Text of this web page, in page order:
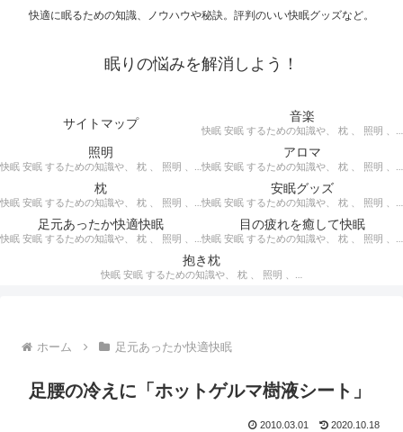
快適に眠るための知識、ノウハウや秘訣。評判のいい快眠グッズなど。
眠りの悩みを解消しよう！
サイトマップ 音楽
快眠 安眠 するための知識や、 枕 、 照明 、 アロマ など、おすすめの グッズ を紹介。 快眠 安眠 のための 音楽 CD の紹介です。 ヒーリングCD リラクゼーションCD インストゥルメンタルCD オルゴールCD ヘミシンクCD α波音楽 など。
照明
快眠 安眠 するための知識や、 枕 、 照明 、 アロマ など、おすすめの グッズ などを紹介。 快眠 安眠 のための 照明 フロアライト テーブルライト デスクライト スタンドライト など。
アロマ
快眠 安眠 するための知識や、 枕 、 照明 、 アロマ など、おすすめの グッズ などを紹介。 エッセンシャルオイル をはじめ、 アロマオイル を利用した アロマランプ 、 アロマディフューザー 、 アロマスプレー などの紹介です。
枕
快眠 安眠 するための知識や、 枕 、 照明 、 アロマ など、おすすめの グッズ などを紹介。 ぐっすり眠るために重要な枕選びのポイントや商品の紹介、 テンピュール 、 マニフレックス など。
安眠グッズ
快眠 安眠 するための知識や、 枕 、 照明 、 アロマ など、おすすめの グッズ などを紹介。 いろいろな 快眠 安眠 グッズ の紹介、足枕、うたた寝枕、目覚まし時計、入浴剤 など。
足元あったか快適快眠
快眠 安眠 するための知識や、 枕 、 照明 、 アロマ など、おすすめの グッズ などを紹介。 足元あったかで快適に眠るための 湯たんぽ あったか靴下 レッグウォーマー などの紹介です。
目の疲れを癒して快眠
快眠 安眠 するための知識や、 枕 、 照明 、 アロマ など、おすすめの グッズ などを紹介。 目の疲れを癒やす、 快眠、安眠 のための アイマスク アイピロー について。
抱き枕
快眠 安眠 するための知識や、 枕 、 照明 、 アロマ など、おすすめの グッズ などを紹介。 安心感を得る、リラックスして眠れるための 抱き枕 の紹介です。 妊婦さんや赤ちゃん、腰痛がある人におすすめ。
ホーム 足元あったか快適快眠
足腰の冷えに「ホットゲルマ樹液シート」
2010.03.01 2020.10.18